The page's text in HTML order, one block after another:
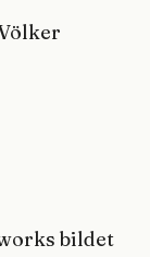
bildet